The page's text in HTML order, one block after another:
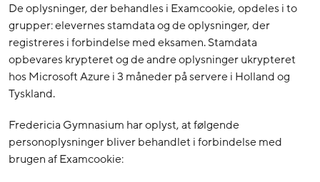
De oplysninger, der behandles i Examcookie, opdeles i to
grupper: elevernes stamdata og de oplysninger, der
registreres i forbindelse med eksamen. Stamdata
opbevares krypteret og de andre oplysninger ukrypteret
hos Microsoft Azure i 3 måneder på servere i Holland og
Tyskland.
Fredericia Gymnasium har oplyst, at følgende
personoplysninger bliver behandlet i forbindelse med
brugen af Examcookie: